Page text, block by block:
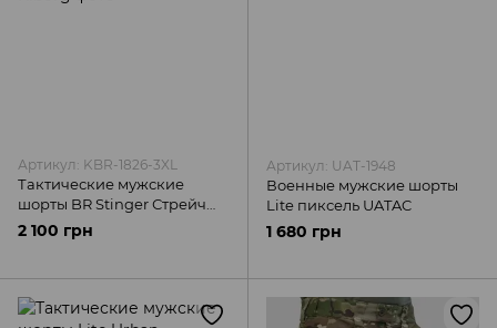
Артикул: KBR-1826-3XL
Тактические мужские
шорты BR Stinger Стрейч
Літо ТрО польові койот
2 100 грн
Артикул: UAT-1948
Военные мужские шорты
Lite пиксель UATAC
1 680 грн